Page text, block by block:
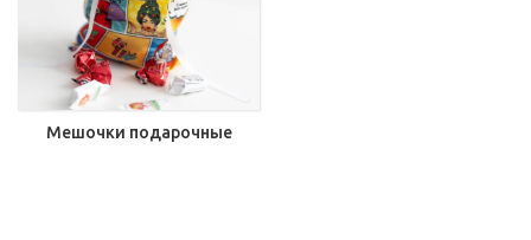
Мешочки подарочные